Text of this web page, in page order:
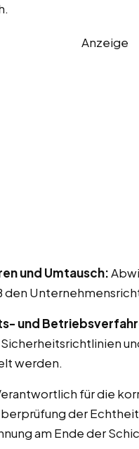
Anzeige
und Umtausch:
und
werden.
für die
der
am Ende der